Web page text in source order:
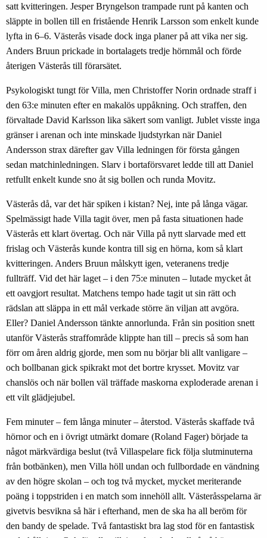
satt kvitteringen. Jesper Bryngelson trampade runt på kanten och
släppte in bollen till en fristående Henrik Larsson som enkelt kunde
lyfta in 6–6. Västerås visade dock inga planer på att vika ner sig.
Anders Bruun prickade in bortalagets tredje hörnmål och förde
återigen Västerås till förarsätet.
Psykologiskt tungt för Villa, men Christoffer Norin ordnade straff i
den 63:e minuten efter en makalös uppåkning. Och straffen, den
förvaltade David Karlsson lika säkert som vanligt. Jublet visste inga
gränser i arenan och inte minskade ljudstyrkan när Daniel
Andersson strax därefter gav Villa ledningen för första gången
sedan matchinledningen. Slarv i bortaförsvaret ledde till att Daniel
retfullt enkelt kunde sno åt sig bollen och runda Movitz.
Västerås då, var det här spiken i kistan? Nej, inte på långa vägar.
Spelmässigt hade Villa tagit över, men på fasta situationen hade
Västerås ett klart övertag. Och när Villa på nytt slarvade med ett
frislag och Västerås kunde kontra till sig en hörna, kom så klart
kvitteringen. Anders Bruun målskytt igen, veteranens tredje
fullträff. Vid det här laget – i den 75:e minuten – lutade mycket åt
ett oavgjort resultat. Matchens tempo hade tagit ut sin rätt och
rädslan att släppa in ett mål verkade större än viljan att avgöra.
Eller? Daniel Andersson tänkte annorlunda. Från sin position snett
utanför Västerås straffområde klippte han till – precis så som han
förr om åren aldrig gjorde, men som nu börjar bli allt vanligare –
och bollbanan gick spikrakt mot det bortre krysset. Movitz var
chanslös och när bollen väl träffade maskorna exploderade arenan i
ett vilt glädjejubel.
Fem minuter – fem långa minuter – återstod. Västerås skaffade två
hörnor och en i övrigt utmärkt domare (Roland Fager) började ta
något märkvärdiga beslut (två Villaspelare fick följa slutminuterna
från botbänken), men Villa höll undan och fullbordade en vändning
av den högre skolan – och tog två mycket, mycket meriterande
poäng i toppstriden i en match som innehöll allt. Västeråsspelarna är
givetvis besvikna så här i efterhand, men de ska ha all beröm för
den bandy de spelade. Två fantastiskt bra lag stod för en fantastisk